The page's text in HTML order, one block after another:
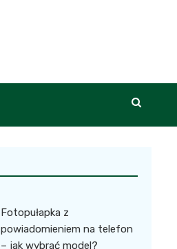
Fotopułapka z
powiadomieniem na telefon
– jak wybrać model?